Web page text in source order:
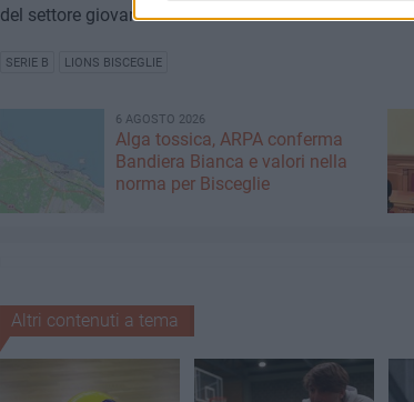
del settore giovanile.
SERIE B LIONS BISCEGLIE
6 AGOSTO 2026
Alga tossica, ARPA conferma
Bandiera Bianca e valori nella
norma per Bisceglie
Altri contenuti a tema